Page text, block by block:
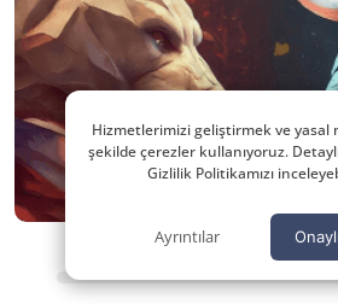
Hizmetlerimizi geliştirmek ve yasal
şekilde çerezler kullanıyoruz.
Gizlilik Politikamızı
Ayrıntılar